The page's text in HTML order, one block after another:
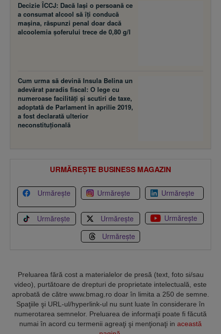
Decizie ÎCCJ: Dacă laşi o persoană ce
a consumat alcool să îţi conducă
maşina, răspunzi penal doar dacă
alcoolemia şoferului trece de 0,80 g/l
Cum urma să devină Insula Belina un
adevărat paradis fiscal: O lege cu
numeroase facilităţi şi scutiri de taxe,
adoptată de Parlament în aprilie 2019,
a fost declarată ulterior
neconstituţională
URMĂREȘTE BUSINESS MAGAZIN
Urmărește Urmărește Urmărește
Urmărește Urmărește
Urmărește
Urmărește
Preluarea fără cost a materialelor de presă (text, foto si/sau
video), purtătoare de drepturi de proprietate intelectuală, este
aprobată de către www.bmag.ro doar în limita a 250 de semne.
Spaţiile şi URL-ul/hyperlink-ul nu sunt luate în considerare în
numerotarea semnelor. Preluarea de informaţii poate fi făcută
numai în acord cu termenii agreaţi şi menţionaţi in această